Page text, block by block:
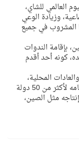
باليوم العالمي للشاي،
وزيادة الوعي
المشروب في جميع
بإقامة الندوات
كونه أحد أقدم
المحلية،
ومن أكثر المشروبات استهلاكًا في العالم، وإسهامه لأكثر من 50 دولة
مثل الصين،